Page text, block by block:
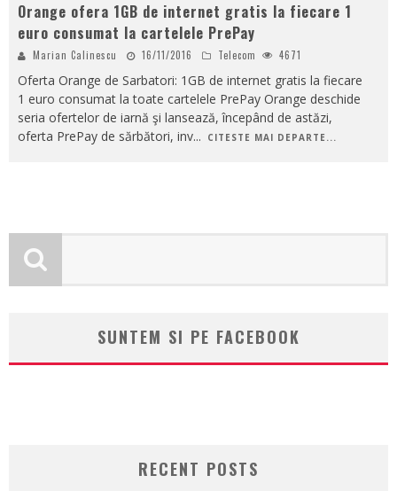
Orange ofera 1GB de internet gratis la fiecare 1
euro consumat la cartelele PrePay
Marian Calinescu 16/11/2016 Telecom 4671
Oferta Orange de Sarbatori: 1GB de internet gratis la fiecare
1 euro consumat la toate cartelele PrePay Orange deschide
seria ofertelor de iarnă şi lansează, începând de astăzi,
oferta PrePay de sărbători, inv... CITESTE MAI DEPARTE...
SUNTEM SI PE FACEBOOK
RECENT POSTS